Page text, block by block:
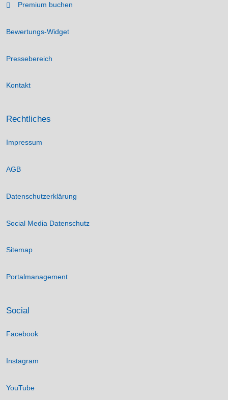
Premium buchen
Bewertungs-Widget
Pressebereich
Kontakt
Rechtliches
Impressum
AGB
Datenschutzerklärung
Social Media Datenschutz
Sitemap
Portalmanagement
Social
Facebook
Instagram
YouTube